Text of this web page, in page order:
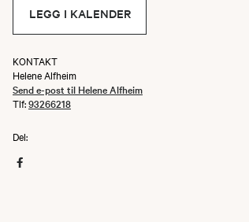
LEGG I KALENDER
KONTAKT
Helene Alfheim
Send e-post til Helene Alfheim
Tlf:93266218
Del: